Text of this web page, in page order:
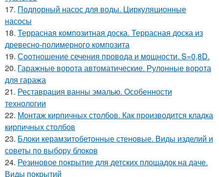
17. Подпорный насос для воды. Циркуляционные
насосы
18. Террасная композитная доска. Террасная доска из
древесно-полимерного композита
19. Соотношение сечения провода и мощности. S=0,8D.
20. Гаражные ворота автоматические. Рулонные ворота
для гаража
21. Реставрация ванны эмалью. Особенности
технологии
22. Монтаж кирпичных столбов. Как производится кладка
кирпичных столбов
23. Блоки керамзитобетонные стеновые. Виды изделий и
советы по выбору блоков
24. Резиновое покрытие для детских площадок на даче.
Виды покрытий